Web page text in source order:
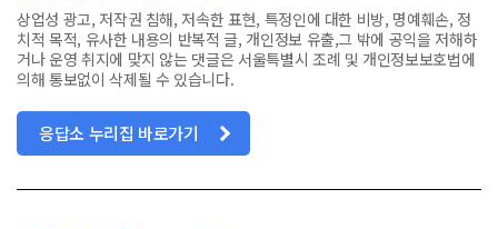
상업성 광고, 저작권 침해, 저속한 표현, 특정인에 대한 비방, 명예훼손, 정
치적 목적, 유사한 내용의 반복적 글, 개인정보 유출,그 밖에 공익을 저해하
거나 운영 취지에 맞지 않는 댓글은 서울특별시 조례 및 개인정보보호법에
의해 통보없이 삭제될 수 있습니다.
응답소 누리집 바로가기